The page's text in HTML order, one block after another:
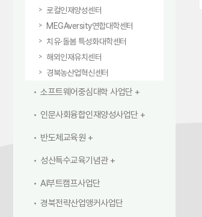
로컬인재양성센터
MEGAversity연합대학센터
치유·돌봄 특성화대학센터
해외인재유치센터
경북농산업혁신센터
소프트웨어중심대학 사업단
인문사회융합인재양성사업단
반도체교육원
성산특수교육기념관
AI부트캠프사업단
경북전략산업앵커사업단